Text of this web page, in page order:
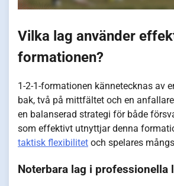
Vilka lag använder
formationen?
1-2-1-formationen kännetecknas av
bak, två på mittfältet och en
en balanserad strategi för både
som effektivt utnyttjar denna
taktisk flexibilitet och spelares
Noterbara lag i professionella